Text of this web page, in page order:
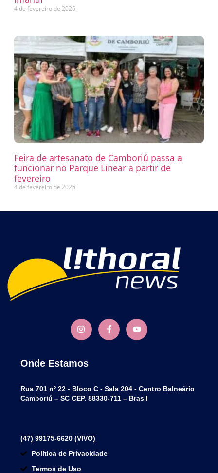
4 de fevereiro de 2026
Feira de artesanato de Camboriú passa a
funcionar no Parque Linear a partir de
fevereiro
4 de fevereiro de 2026
Onde Estamos
Rua 701 nº 22 - Bloco C - Sala 204 - Centro Balneário
Camboriú – SC CEP. 88330-711 – Brasil
(47) 99175-6620 (VIVO)
Política de Privacidade
Termos de Uso